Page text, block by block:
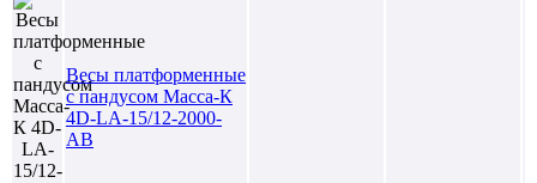
Весы платформенные
с пандусом Масса-К
4D-LA-15/12-2000-
AB